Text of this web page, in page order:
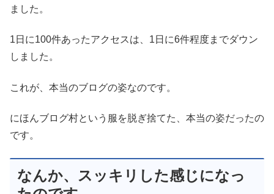
ました。
1日に100件あったアクセスは、1日に6件程度までダウン
しました。
これが、本当のブログの姿なのです。
にほんブログ村という服を脱ぎ捨てた、本当の姿だったの
です。
なんか、スッキリした感じになっ